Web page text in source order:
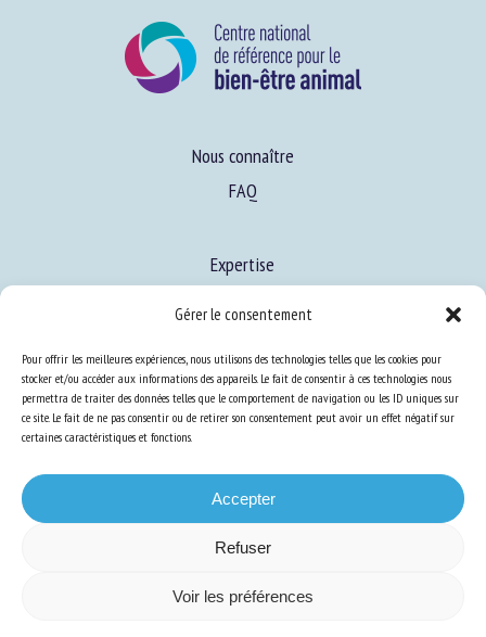
Gérer le consentement
Pour offrir les meilleures expériences, nous utilisons des technologies telles que les cookies pour
stocker et/ou accéder aux informations des appareils. Le fait de consentir à ces technologies nous
permettra de traiter des données telles que le comportement de navigation ou les ID uniques sur
ce site. Le fait de ne pas consentir ou de retirer son consentement peut avoir un effet négatif sur
certaines caractéristiques et fonctions.
Accepter
Refuser
Voir les préférences
Nous connaître
FAQ
Expertise
Ressources
Mentions Légales-Confidentialité-Cookies